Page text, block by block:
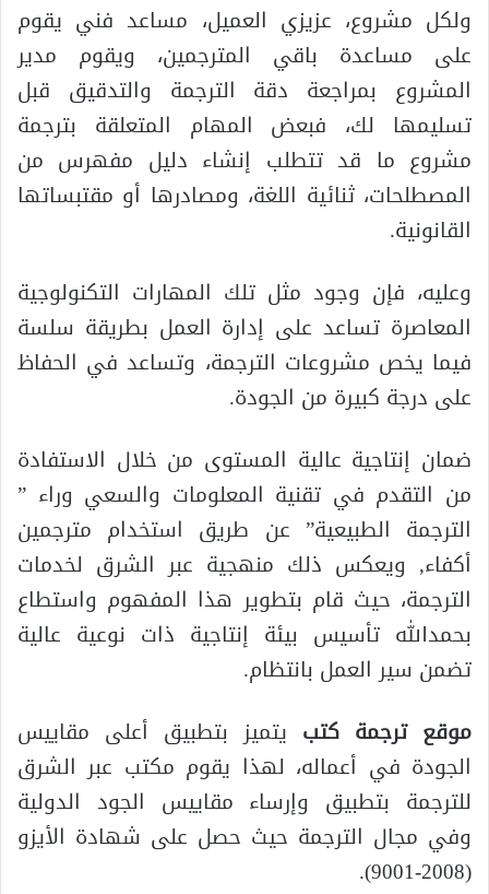
ولكل مشروع، عزيزي العميل، مساعد فني يقوم
على مساعدة باقي المترجمين، ويقوم مدير
المشروع بمراجعة دقة الترجمة والتدقيق قبل
تسليمها لك، فبعض المهام المتعلقة بترجمة
مشروع ما قد تتطلب إنشاء دليل مفهرس من
المصطلحات، ثنائية اللغة، ومصادرها أو مقتبساتها
القانونية.
وعليه، فإن وجود مثل تلك المهارات التكنولوجية
المعاصرة تساعد على إدارة العمل بطريقة سلسة
فيما يخص مشروعات الترجمة، وتساعد في الحفاظ
على درجة كبيرة من الجودة.
ضمان إنتاجية عالية المستوى من خلال الاستفادة
من التقدم في تقنية المعلومات والسعي وراء ”
الترجمة الطبيعية” عن طريق استخدام مترجمين
أكفاء, ويعكس ذلك منهجية عبر الشرق لخدمات
الترجمة، حيث قام بتطوير هذا المفهوم واستطاع
بحمدالله تأسيس بيئة إنتاجية ذات نوعية عالية
تضمن سير العمل بانتظام.
موقع ترجمة كتب يتميز بتطبيق أعلى مقاييس
الجودة في أعماله، لهذا يقوم مكتب عبر الشرق
للترجمة بتطبيق وإرساء مقاييس الجود الدولية
وفي مجال الترجمة حيث حصل على شهادة الأيزو
(2008-9001).